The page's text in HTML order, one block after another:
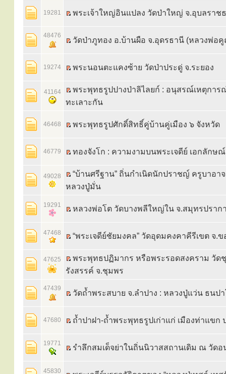
19281 พระเจ้าใหญ่อินแปลง วัดป่าใหญ่ จ.อุบลราช
48476
วัดป่าภูทอง อ.บ้านผือ จ.อุดรธานี (หลวงพ่อ
19274 พระนอนตะแคงซ้าย วัดป่าประดู่ จ.ระยอง
41164
พระพุทธรูปปางป่าลิไลยก์ : อนุสรณ์เหตุการ
ทะเลาะกัน
46468 พระพุทธรูปศักดิ์สิทธิ์คู่บ้านคู่เมือง ๖ จังหวัด
46779 ทองจังโก : ความงามบนพระเจดีย์ เอกลักษ
49028
“บ้านศรีฐาน” ถิ่นกำเนิดนักปราชญ์ ครูบาอา
หลวงปู่มั่น
19291 หลวงพ่อโต วัดบางพลีใหญ่ใน จ.สมุทรปราก
47468 “พระเจดีย์ชัยมงคล” วัดอุดมคงคาคีรีเขต จ.
47625
พระพุทธปฏิมากร หรือพระรอดสงคราม วัด
รังสรรค์ จ.ชุมพร
47439
วัดถ้ำพระสบาย จ.ลำปาง : หลวงปู่แว่น ธนป
47680 ถ้ำปาฝา-ถ้ำพระพุทธรูปเก่าแก่ เมืองท่าแขก
19771 รำลึกสมเด็จย่าในถิ่นนิวาสสถานเดิม ณ วัดอ
45830